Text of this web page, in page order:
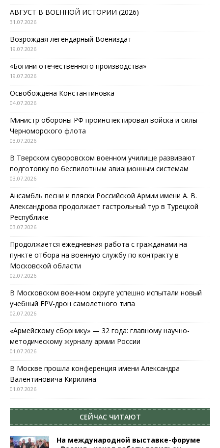
АВГУСТ В ВОЕННОЙ ИСТОРИИ (2026)
31.07.2026
Возрождая легендарный Воениздат
19.07.2026
«Богини отечественного производства»
19.07.2026
Освобождена Константиновка
04.07.2026
Министр обороны РФ проинспектировал войска и силы
Черноморского флота
03.07.2026
В Тверском суворовском военном училище развивают
подготовку по беспилотным авиационным системам
03.07.2026
Ансамбль песни и пляски Российской Армии имени А. В.
Александрова продолжает гастрольный тур в Турецкой
Республике
03.07.2026
Продолжается ежедневная работа с гражданами на
пункте отбора на военную службу по контракту в
Московской области
02.07.2026
В Московском военном округе успешно испытали новый
учебный FPV-дрон самолетного типа
02.07.2026
«Армейскому сборнику» — 32 года: главному научно-
методическому журналу армии России
01.07.2026
В Москве прошла конференция имени Александра
Валентиновича Кирилина
01.07.2026
СЕЙЧАС ЧИТАЮТ
На международной выставке-форуме